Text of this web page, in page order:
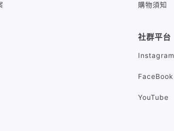
購物須知
社群平台
Instagram
FaceBook
YouTube